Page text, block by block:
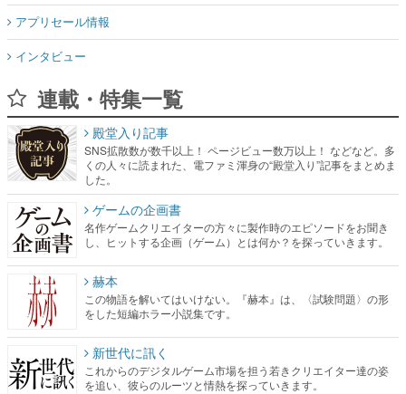
アプリセール情報
インタビュー
連載・特集一覧
殿堂入り記事
SNS拡散数が数千以上！ ページビュー数万以上！ などなど。多
くの人々に読まれた、電ファミ渾身の“殿堂入り”記事をまとめま
した。
ゲームの企画書
名作ゲームクリエイターの方々に製作時のエピソードをお聞き
し、ヒットする企画（ゲーム）とは何か？を探っていきます。
赫本
この物語を解いてはいけない。『赫本』は、〈試験問題〉の形
をした短編ホラー小説集です。
新世代に訊く
これからのデジタルゲーム市場を担う若きクリエイター達の姿
を追い、彼らのルーツと情熱を探っていきます。